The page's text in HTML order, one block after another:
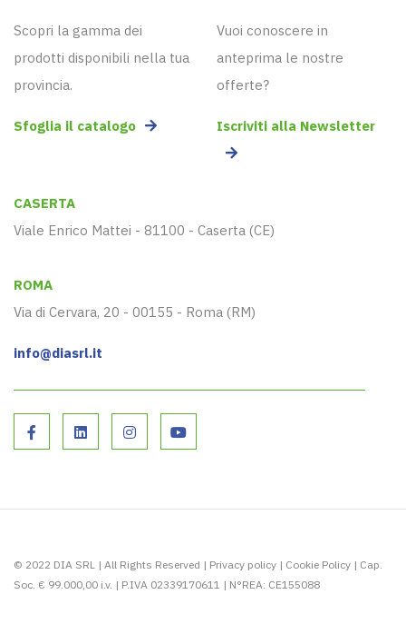
Scopri la gamma dei
prodotti disponibili nella tua
provincia.
Sfoglia il catalogo
Vuoi conoscere in
anteprima le nostre
offerte?
Iscriviti alla Newsletter
CASERTA
Viale Enrico Mattei - 81100 - Caserta (CE)
ROMA
Via di Cervara, 20 - 00155 - Roma (RM)
info@diasrl.it
© 2022 DIA SRL | All Rights Reserved | Privacy policy | Cookie Policy | Cap.
Soc. € 99.000,00 i.v. | P.IVA 02339170611 | N°REA: CE155088